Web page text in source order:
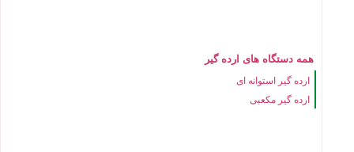
همه دستگاه های ارده گیر
ارده گیر استوانه ای
ارده گیر مکعبی